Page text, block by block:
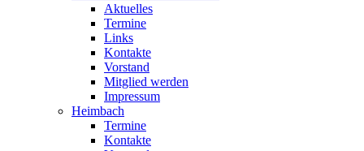
Aktuelles
Termine
Links
Kontakte
Vorstand
Mitglied werden
Impressum
Heimbach
Termine
Kontakte